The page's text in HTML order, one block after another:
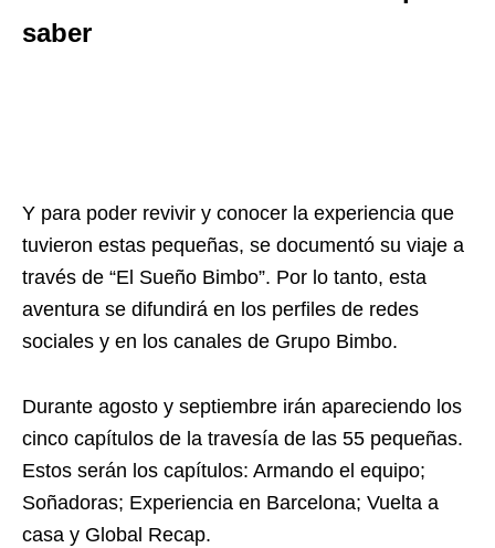
saber
Y para poder revivir y conocer la experiencia que
tuvieron estas pequeñas, se documentó su viaje a
través de “El Sueño Bimbo”. Por lo tanto, esta
aventura se difundirá en los perfiles de redes
sociales y en los canales de Grupo Bimbo.
Durante agosto y septiembre irán apareciendo los
cinco capítulos de la travesía de las 55 pequeñas.
Estos serán los capítulos: Armando el equipo;
Soñadoras; Experiencia en Barcelona; Vuelta a
casa y Global Recap.